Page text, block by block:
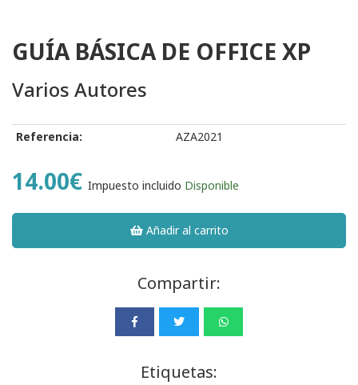
GUÍA BÁSICA DE OFFICE XP
Varios Autores
Referencia: AZA2021
14.00€ Impuesto incluido Disponible
Añadir al carrito
Compartir:
Etiquetas: